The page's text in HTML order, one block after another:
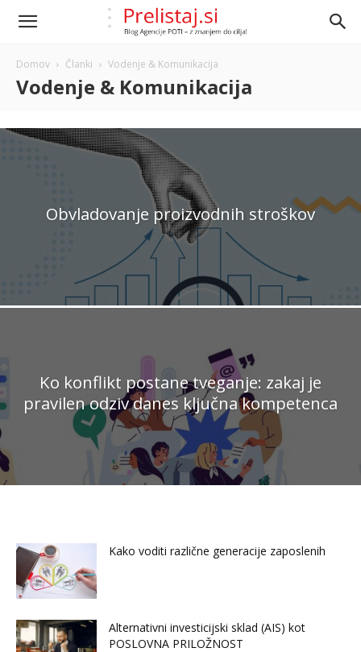
Domov Članki Vodenje & Komunikacija
Vodenje & Komunikacija
Obvladovanje proizvodnih stroškov
Ko konflikt postane tveganje: zakaj je
pravilen odziv danes ključna kompetenca
Kako voditi različne generacije zaposlenih
Alternativni investicijski sklad (AIS) kot
POSLOVNA PRILOŽNOST